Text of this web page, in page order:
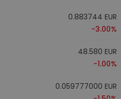
0.883744 EUR
-3.00%
48.580 EUR
-1.00%
0.059777000 EUR